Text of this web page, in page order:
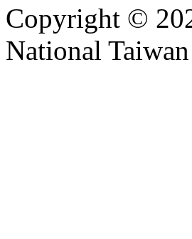
Copyright ©
National